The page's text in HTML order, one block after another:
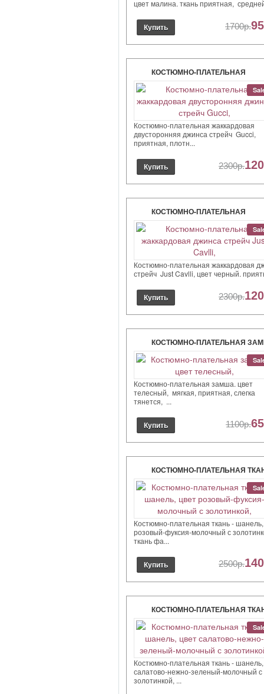
цвет малина. ткань приятная,
1700р.
КОСТЮМНО-ПЛАТЕЛЬНАЯ
ЖАККАРДОВАЯ
ДЖИНСА СТРЕЙЧ GUCCI,
Костюмно-плательная жаккардовая
двусторонняя джинса стрейч Gucci,
приятная, плотн...
2300р.
КОСТЮМНО-ПЛАТЕЛЬНАЯ
ЖАККАРДОВАЯ ДЖИНСА
JUST CAVLLI,
Костюмно-плательная жаккардовая
стрейч Just Cavlli, цвет черный.
2300р.
КОСТЮМНО-ПЛАТЕЛЬНАЯ
ЦВЕТ ТЕЛЕСНЫЙ,
Костюмно-плательная замша. цвет
телесный, мягкая, приятная, слегка
тянется, ...
1100р.
КОСТЮМНО-ПЛАТЕЛЬНАЯ
ШАНЕЛЬ, ЦВЕТ РОЗОВЫЙ-
МОЛОЧНЫЙ С ЗОЛОТИНКОЙ,
Костюмно-плательная ткань -
розовый-фуксия-молочный с
ткань фа...
2500р.
КОСТЮМНО-ПЛАТЕЛЬНАЯ
ШАНЕЛЬ, ЦВЕТ САЛАТОВО-
ЗЕЛЕНЫЙ-МОЛОЧНЫЙ С
ЗОЛОТИНКОЙ,
Костюмно-плательная ткань -
салатово-нежно-зеленый-молочный с
золотинкой, ...